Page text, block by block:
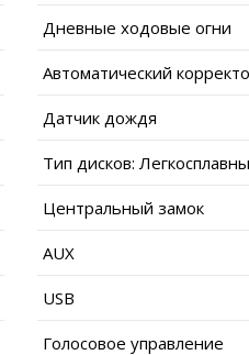
Дневные ходовые огни
Автоматический
Датчик дождя
Тип дисков:
Центральный замок
AUX
USB
Голосовое управление